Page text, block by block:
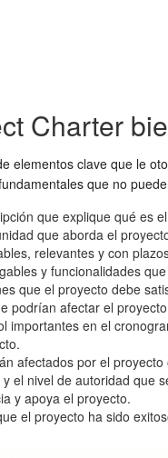
Charter
clave que le
que no
que explique qué es
que aborda el
relevantes y con
y funcionalidades
que el proyecto debe
podrían afectar el
importantes en el
afectados por el
el nivel de autoridad que
y apoya el proyecto.
el proyecto ha sido